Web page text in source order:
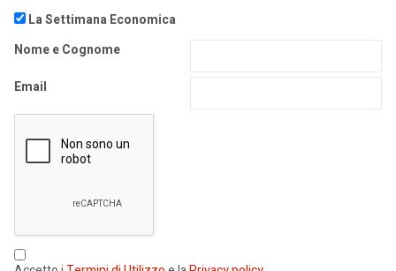
La Settimana Economica
Nome e Cognome
Email